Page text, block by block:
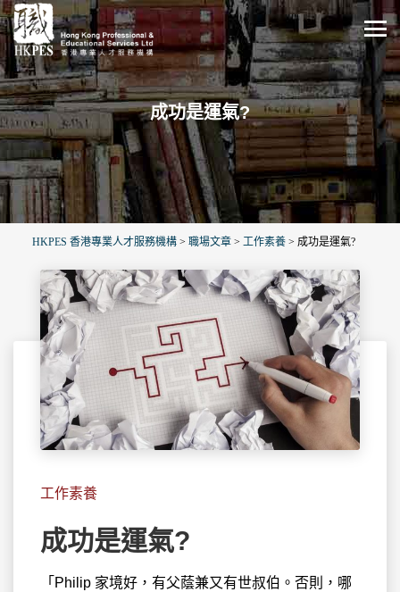
成功是運氣?
HKPES 香港專業人才服務機構 > 職場文章 > 工作素養 > 成功是運氣?
工作素養
成功是運氣?
「Philip 家境好，有父蔭兼又有世叔伯。否則，哪